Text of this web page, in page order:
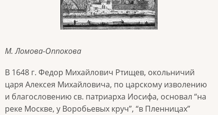
М. Ломова-Оппокова
В 1648 г. Федор Михайлович Ртищев, окольничий
царя Алексея Михайловича, по царскому изволению
и благословению св. патриарха Иосифа, основал “на
реке Москве, у Воробьевых круч”, “в Пленницах”